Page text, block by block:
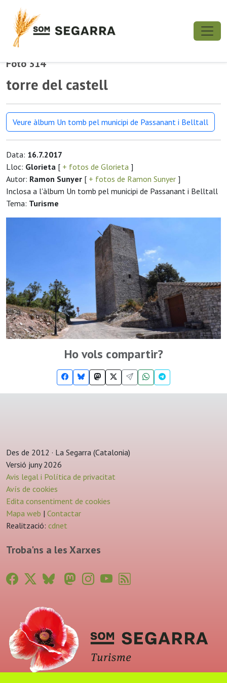
Foto 314
torre del castell
Veure àlbum Un tomb pel municipi de Passanant i Belltall
Data: 16.7.2017
Lloc: Glorieta [ + fotos de Glorieta ]
Autor: Ramon Sunyer [ + fotos de Ramon Sunyer ]
Inclosa a l'àlbum Un tomb pel municipi de Passanant i Belltall
Tema: Turisme
Ho vols compartir?
Des de 2012 · La Segarra (Catalonia)
Versió juny 2026
Avis legal i Política de privacitat
Avís de cookies
Edita consentiment de cookies
Mapa web | Contactar
Realització: cdnet
Troba'ns a les Xarxes